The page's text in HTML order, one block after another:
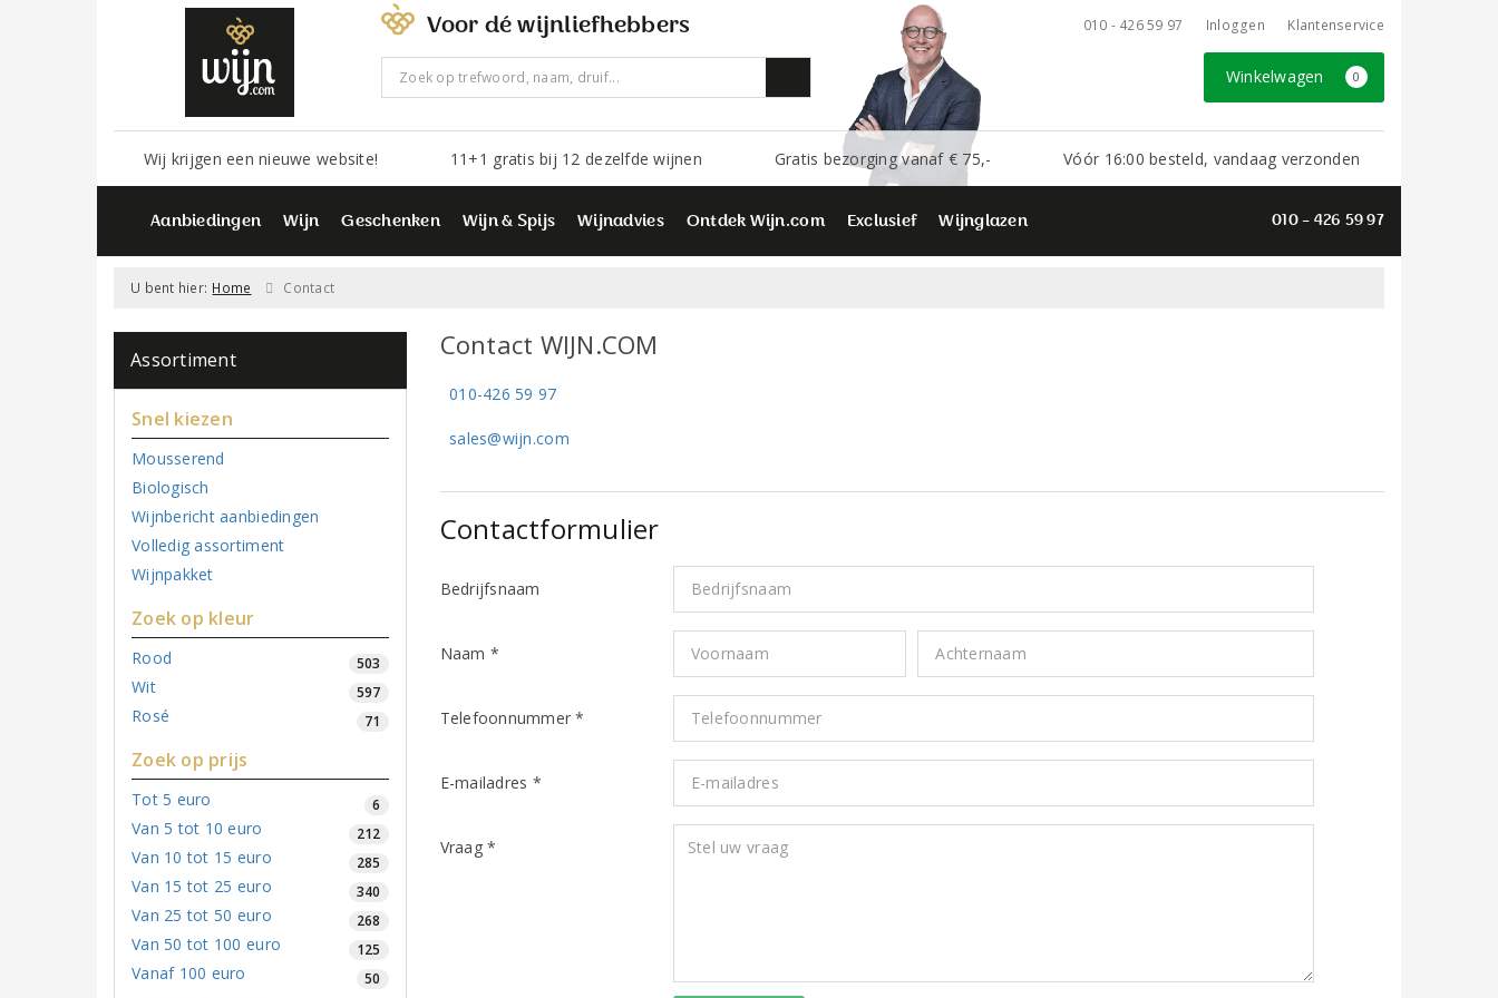
Voor dé wijnliefhebbers 010 - 426 59 97 Inloggen Klantenservice
Winkelwagen 0
Wij krijgen een nieuwe website! 11+1 gratis bij 12 dezelfde wijnen Gratis bezorging vanaf € 75,- Vóór 16:00 besteld, vandaag verzonden
Aanbiedingen Wijn Geschenken Wijn & Spijs Wijnadvies Ontdek Wijn.com Exclusief Wijnglazen 010 - 426 59 97
U bent hier: Home Contact
Assortiment
Snel kiezen
Mousserend
Biologisch
Wijnbericht aanbiedingen
Volledig assortiment
Wijnpakket
Zoek op kleur
Rood 503
Wit 597
Rosé 71
Zoek op prijs
Tot 5 euro 6
Van 5 tot 10 euro 212
Van 10 tot 15 euro 285
Van 15 tot 25 euro 340
Van 25 tot 50 euro 268
Van 50 tot 100 euro 125
Vanaf 100 euro 50
Contact WIJN.COM
010-426 59 97
sales@wijn.com
Contactformulier
Bedrijfsnaam
Naam *
Telefoonnummer *
E-mailadres *
Vraag *